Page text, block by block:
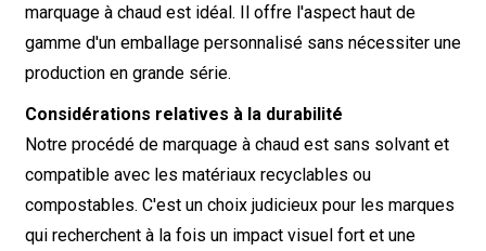
marquage à chaud est idéal. Il offre l'aspect haut de
gamme d'un emballage personnalisé sans nécessiter une
production en grande série.
Considérations relatives à la durabilité
Notre procédé de marquage à chaud est sans solvant et
compatible avec les matériaux recyclables ou
compostables. C'est un choix judicieux pour les marques
qui recherchent à la fois un impact visuel fort et une